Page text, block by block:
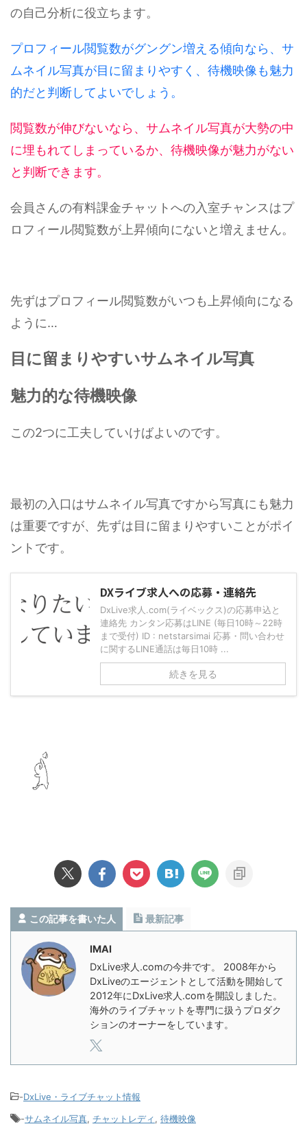
の自己分析に役立ちます。
プロフィール閲覧数がグングン増える傾向なら、サ
ムネイル写真が目に留まりやすく、待機映像も魅力
的だと判断してよいでしょう。
閲覧数が伸びないなら、サムネイル写真が大勢の中
に埋もれてしまっているか、待機映像が魅力がない
と判断できます。
会員さんの有料課金チャットへの入室チャンスはプ
ロフィール閲覧数が上昇傾向にないと増えません。
先ずはプロフィール閲覧数がいつも上昇傾向になる
ように…
目に留まりやすいサムネイル写真
魅力的な待機映像
この2つに工夫していけばよいのです。
最初の入口はサムネイル写真ですから写真にも魅力
は重要ですが、先ずは目に留まりやすいことがポイ
ントです。
DXライブ求人への応募・連絡先
DxLive求人.com(ライベックス)の応募申込と
連絡先 カンタン応募はLINE (毎日10時～22時
まで受付) ID : netstarsimai 応募・問い合わせ
に関するLINE通話は毎日10時 ...
続きを見る
この記事を書いた人 最新記事
IMAI
DxLive求人.comの今井です。 2008年から
DxLiveのエージェントとして活動を開始して
2012年にDxLive求人.comを開設しました。
海外のライブチャットを専門に扱うプロダク
ションのオーナーをしています。
-DxLive・ライブチャット情報
-サムネイル写真, チャットレディ, 待機映像